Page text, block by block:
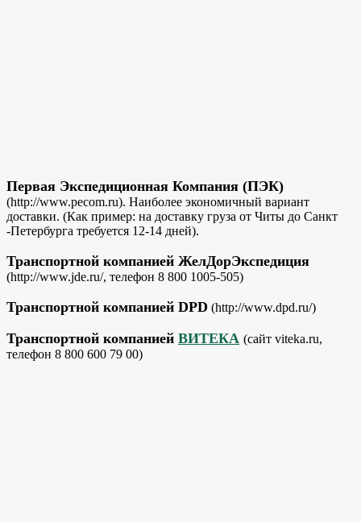
Первая Экспедиционная Компания (ПЭК)
(http://www.pecom.ru). Наиболее экономичный вариант
доставки. (Как пример: на доставку груза от Читы до Санкт
-Петербурга требуется 12-14 дней).
Транспортной компанией ЖелДорЭкспедиция
(http://www.jde.ru/, телефон 8 800 1005-505)
Транспортной компанией DPD (http://www.dpd.ru/)
Транспортной компанией ВИТЕКА (сайт viteka.ru,
телефон 8 800 600 79 00)